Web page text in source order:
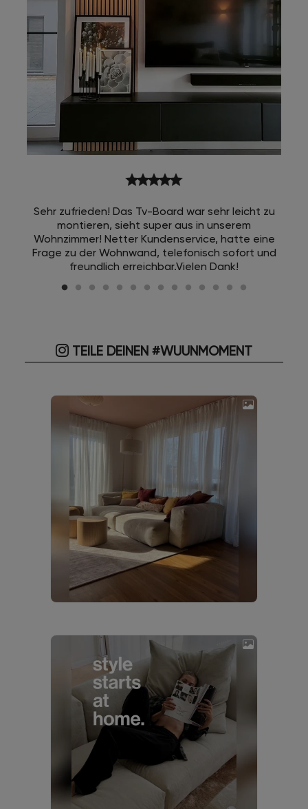
starstarstarstarstar
Sehr zufrieden! Das Tv-Board war sehr leicht zu
montieren, sieht super aus in unserem
Wohnzimmer! Netter Kundenservice, hatte eine
Frage zu der Wohnwand, telefonisch sofort und
freundlich erreichbar.Vielen Dank!
TEILE DEINEN #WUUNMOMENT